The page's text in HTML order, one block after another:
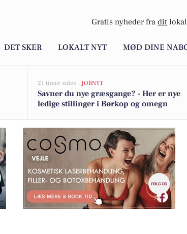
Gratis nyheder fra dit
DET SKER LOKALT NYT MØD DINE
21 timer siden | JOBNYT
Savner du nye græsgange? - Her er nye
ledige stillinger i Børkop og omegn
Cosmo Laser Vejle i oktober